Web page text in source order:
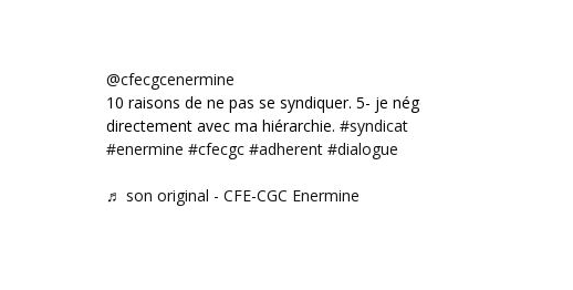
@cfecgcenermine
10 raisons de ne pas se syndiquer. 5- je négocie
directement avec ma hiérarchie. #syndicat
#enermine #cfecgc #adherent #dialogue
♬ son original - CFE-CGC Enermine